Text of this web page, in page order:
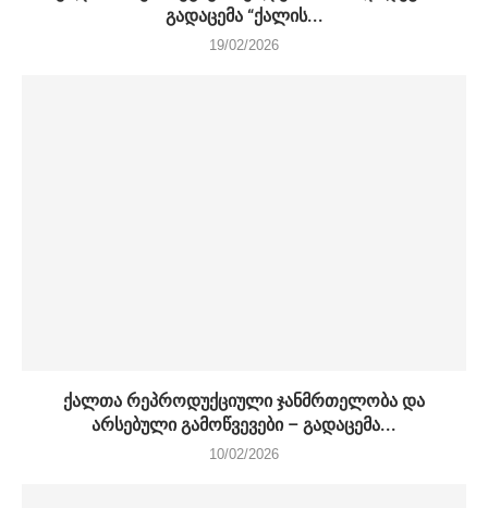
გადაცემა “ქალის...
19/02/2026
ქალთა რეპროდუქციული ჯანმრთელობა და
არსებული გამოწვევები – გადაცემა...
10/02/2026